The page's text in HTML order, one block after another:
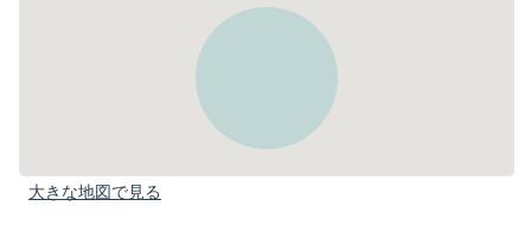
大きな地図で見る